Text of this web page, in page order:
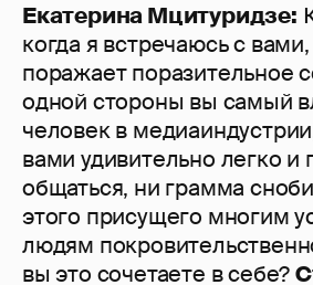
Екатерина Мцитуридзе:
когда я встречаюсь с
поражает поразительное
одной стороны вы самый
человек в
вами удивительно легко и
общаться, ни грамма
этого присущего многим
людям
вы это сочетаете в себе?